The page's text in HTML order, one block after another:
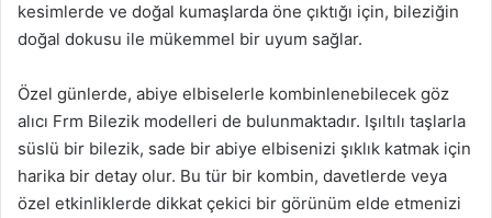
kesimlerde ve doğal kumaşlarda öne çıktığı için, bileziğin
doğal dokusu ile mükemmel bir uyum sağlar.
Özel günlerde, abiye elbiselerle kombinlenebilecek göz
alıcı Frm Bilezik modelleri de bulunmaktadır. Işıltılı taşlarla
süslü bir bilezik, sade bir abiye elbisenizi şıklık katmak için
harika bir detay olur. Bu tür bir kombin, davetlerde veya
özel etkinliklerde dikkat çekici bir görünüm elde etmenizi